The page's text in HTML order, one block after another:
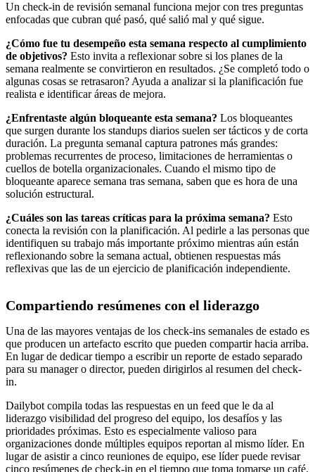
Un check-in de revisión semanal funciona mejor con tres preguntas
enfocadas que cubran qué pasó, qué salió mal y qué sigue.
¿Cómo fue tu desempeño esta semana respecto al cumplimiento
de objetivos? Esto invita a reflexionar sobre si los planes de la
semana realmente se convirtieron en resultados. ¿Se completó todo o
algunas cosas se retrasaron? Ayuda a analizar si la planificación fue
realista e identificar áreas de mejora.
¿Enfrentaste algún bloqueante esta semana? Los bloqueantes
que surgen durante los standups diarios suelen ser tácticos y de corta
duración. La pregunta semanal captura patrones más grandes:
problemas recurrentes de proceso, limitaciones de herramientas o
cuellos de botella organizacionales. Cuando el mismo tipo de
bloqueante aparece semana tras semana, saben que es hora de una
solución estructural.
¿Cuáles son las tareas críticas para la próxima semana? Esto
conecta la revisión con la planificación. Al pedirle a las personas que
identifiquen su trabajo más importante próximo mientras aún están
reflexionando sobre la semana actual, obtienen respuestas más
reflexivas que las de un ejercicio de planificación independiente.
Compartiendo resúmenes con el liderazgo
Una de las mayores ventajas de los check-ins semanales de estado es
que producen un artefacto escrito que pueden compartir hacia arriba.
En lugar de dedicar tiempo a escribir un reporte de estado separado
para su manager o director, pueden dirigirlos al resumen del check-
in.
Dailybot compila todas las respuestas en un feed que le da al
liderazgo visibilidad del progreso del equipo, los desafíos y las
prioridades próximas. Esto es especialmente valioso para
organizaciones donde múltiples equipos reportan al mismo líder. En
lugar de asistir a cinco reuniones de equipo, ese líder puede revisar
cinco resúmenes de check-in en el tiempo que toma tomarse un café.